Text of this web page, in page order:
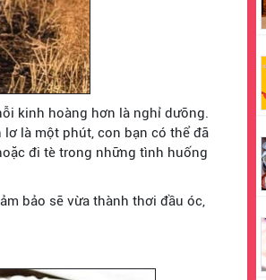
kinh hoàng hơn là nghỉ dưỡng.
là một phút, con bạn có thể đã
đi tè trong những tình huống
bảo sẽ vừa thành thơi đầu óc,